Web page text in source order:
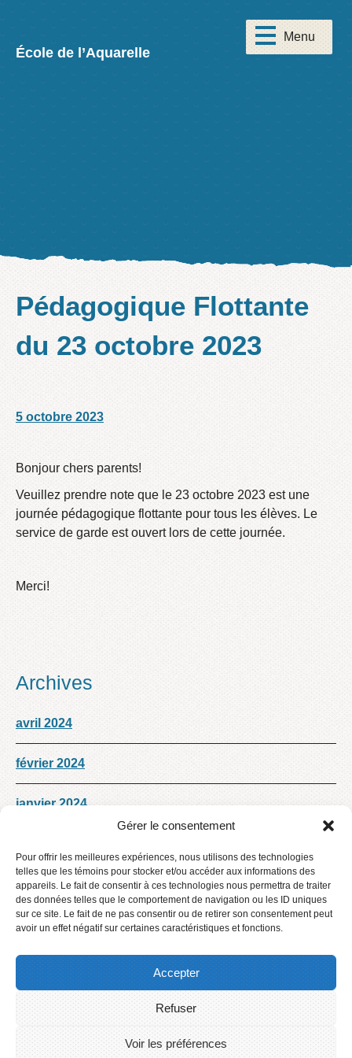
Gérer le consentement
Pour offrir les meilleures expériences, nous utilisons des technologies
telles que les témoins pour stocker et/ou accéder aux informations des
appareils. Le fait de consentir à ces technologies nous permettra de traiter
des données telles que le comportement de navigation ou les ID uniques
sur ce site. Le fait de ne pas consentir ou de retirer son consentement peut
avoir un effet négatif sur certaines caractéristiques et fonctions.
Accepter
Refuser
Voir les préférences
École de l’Aquarelle
Pédagogique Flottante
du 23 octobre 2023
5 octobre 2023
Bonjour chers parents!
Veuillez prendre note que le 23 octobre 2023 est une
journée pédagogique flottante pour tous les élèves. Le
service de garde est ouvert lors de cette journée.
Merci!
Archives
avril 2024
février 2024
janvier 2024
novembre 2023
octobre 2023
Accueil Contact